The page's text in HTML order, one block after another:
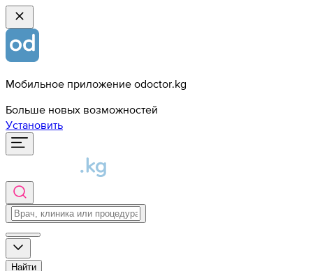
Мобильное приложение odoctor.kg
Больше новых возможностей
Установить
Найти